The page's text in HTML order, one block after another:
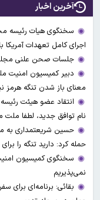
آخرین اخبار
سخنگوی هیات رئیسه
اجرای کامل تعهدات آمریکا
جلسات صحن علنی
دبیر کمیسیون امنیت
معنای باز شدن تنگه هرمز
انتقاد عضو هیئت
نام توافق جدید، لطفا ملت
حسین شریعتمداری به
حمله کرد: دارید تنگه را
سخنگوی کمیسیون
نمی‌پذیریم
بقائی: برنامه‌ای برای